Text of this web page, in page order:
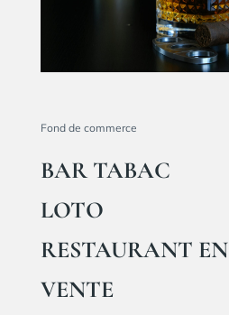
Fond de commerce
BAR TABAC
LOTO
RESTAURANT EN
VENTE